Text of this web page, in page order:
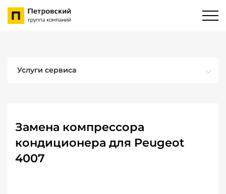
Услуги сервиса
Замена компрессора
кондиционера для Peugeot
4007